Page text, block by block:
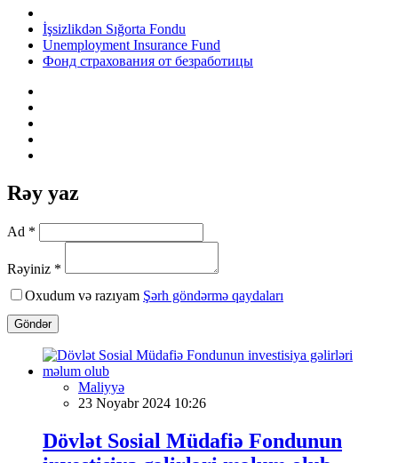
İşsizlikdən Sığorta Fondu
Unemployment Insurance Fund
Фонд страхования от безработицы
Rəy yaz
Ad *
Rəyiniz *
Oxudum və razıyam Şərh göndərmə qaydaları
Göndər
Maliyyə
23 Noyabr 2024 10:26
Dövlət Sosial Müdafiə Fondunun